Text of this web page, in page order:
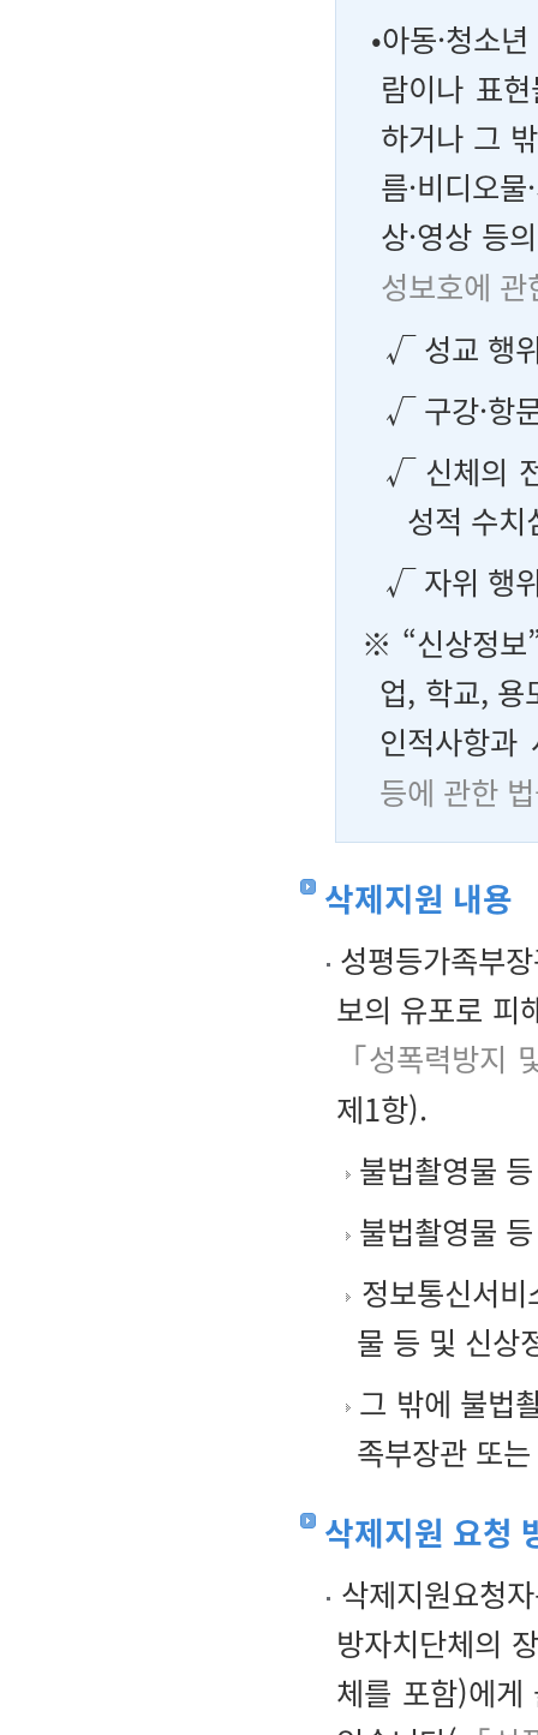
•아동·청소
람이나 표
하거나 그
름·비디오
상·영상 등
성보호에
√ 성교 행
√ 구강·항
√ 신체의
성적 수치
√ 자위 행
※ “신상정보
업, 학교, 용
인적사항과
등에 관한
삭제지원 내용
성평등가족부
보의 유포로 피
「성폭력방지
제1항).
불법촬영물
불법촬영물
정보통신서
물 등 및 신상
그 밖에 불법
족부장관 또
삭제지원 요청
삭제지원요청
방자치단체의
체를 포함)에게